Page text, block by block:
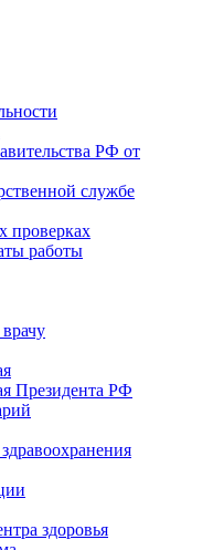
РФ от
службе
проверках
работы
Президента РФ
здоровья